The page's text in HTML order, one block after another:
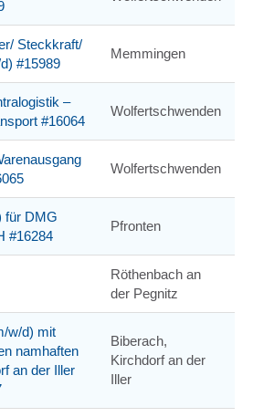
Steckkraft/
#15989
Memmingen
–
#16064
Wolfertschwenden
Wolfertschwenden
für DMG
#16284
Pfronten
Röthenbach an
der Pegnitz
w/d) mit
namhaften
an der Iller
Biberach,
Kirchdorf an der
Iller